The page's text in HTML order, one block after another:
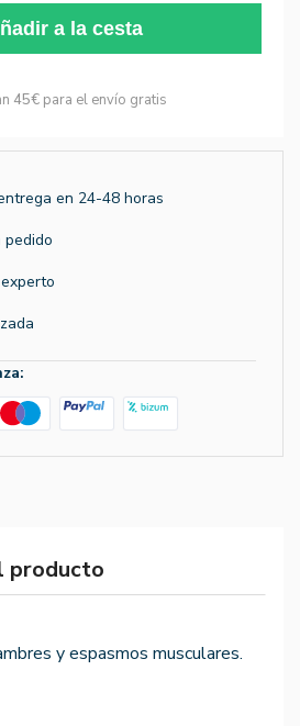
a la cesta
45€ para el envío gratis
en 24-48 horas
pedido
producto
y espasmos musculares.